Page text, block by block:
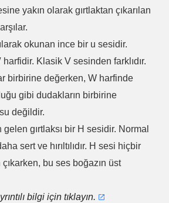
yakın olarak gırtlaktan çıkarılan
okunan ince bir u sesidir.
harfidir. Klasik V sesinden farklıdır.
birbirine değerken, W harfinde
gibi dudakların birbirine
değildir.
gelen gırtlaksı bir H sesidir. Normal
sert ve hırıltılıdır. H sesi hiçbir
bu ses boğazın üst
bilgi için tıklayın.